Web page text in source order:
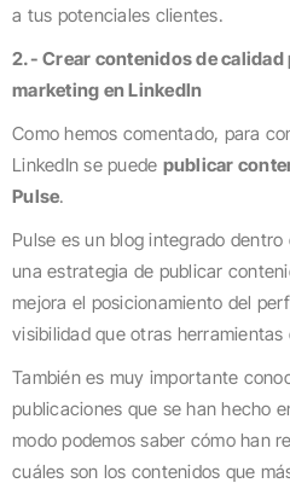
a tus potenciales clientes.
2.- Crear contenidos de calidad
marketing en LinkedIn
Como hemos comentado, para
LinkedIn se puede publicar
Pulse.
Pulse es un blog integrado
una estrategia de publicar
mejora el posicionamiento del
visibilidad que otras herramientas
También es muy importante
publicaciones que se han hecho
modo podemos saber cómo han
cuáles son los contenidos que